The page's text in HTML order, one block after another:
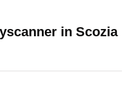
in Scozia